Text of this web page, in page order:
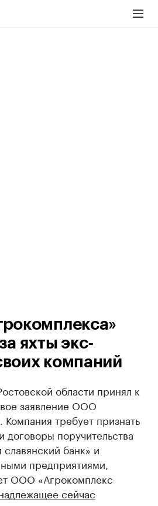
яхты экс-
компаний
области принял к
заявление ООО
Компания требует признать
договоры поручительства
банк» и
предприятиями,
ООО «Агрокомплекс
сейчас